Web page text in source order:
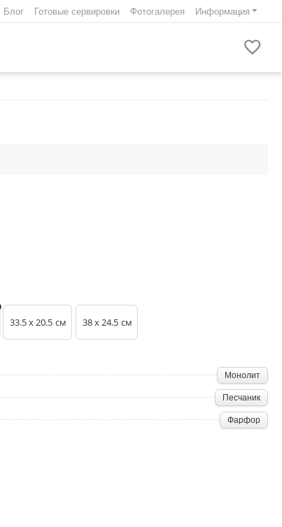
Блог Готовые сервировки Фотогалерея Информация
33.5 x 20.5 см 38 x 24.5 см
Монолит
Песчаник
Фарфор